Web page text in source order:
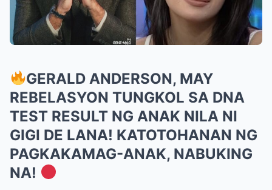
GERALD ANDERSON, MAY
REBELASYON TUNGKOL SA DNA
TEST RESULT NG ANAK NILA NI
GIGI DE LANA! KATOTOHANAN NG
PAGKAKAMAG-ANAK, NABUKING
NA!